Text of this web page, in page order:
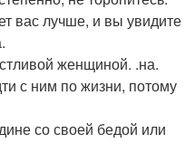
вас лучше, и вы увидите
женщиной. .на.
с ним по жизни, потому
со своей бедой или